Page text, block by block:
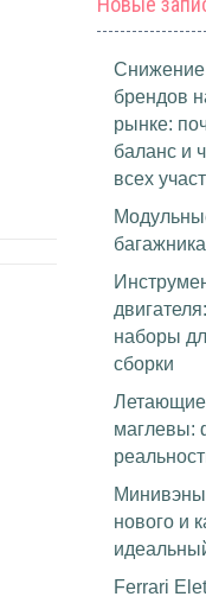
Снижение
брендов
рынке:
баланс и
всех
наборы
сборки
маглевы:
Минивэны
нового и
Ferrari